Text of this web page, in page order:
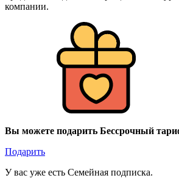
компании.
Вы можете подарить Бессрочный
Подарить
У вас уже есть Семейная подписка.